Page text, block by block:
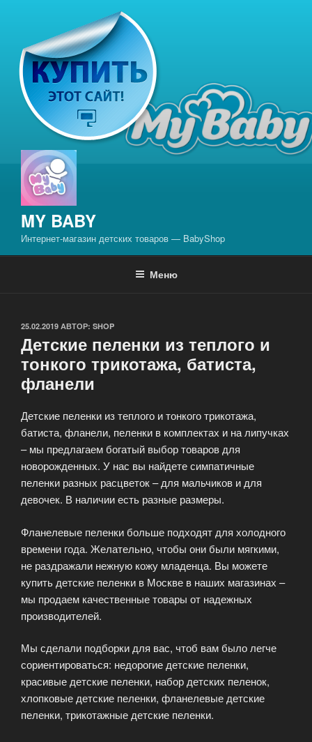
содержимому
MY BABY
Интернет-магазин детских товаров — BabyShop
Меню
ОПУБЛИКОВАНО
25.02.2019 АВТОР: SHOP
Детские пеленки из теплого и
тонкого трикотажа, батиста,
фланели
Детские пеленки из теплого и тонкого трикотажа,
батиста, фланели, пеленки в комплектах и на липучках
– мы предлагаем богатый выбор товаров для
новорожденных. У нас вы найдете симпатичные
пеленки разных расцветок – для мальчиков и для
девочек. В наличии есть разные размеры.
Фланелевые пеленки больше подходят для холодного
времени года. Желательно, чтобы они были мягкими,
не раздражали нежную кожу младенца. Вы можете
купить детские пеленки в Москве в наших магазинах –
мы продаем качественные товары от надежных
производителей.
Мы сделали подборки для вас, чтоб вам было легче
сориентироваться: недорогие детские пеленки,
красивые детские пеленки, набор детских пеленок,
хлопковые детские пеленки, фланелевые детские
пеленки, трикотажные детские пеленки.